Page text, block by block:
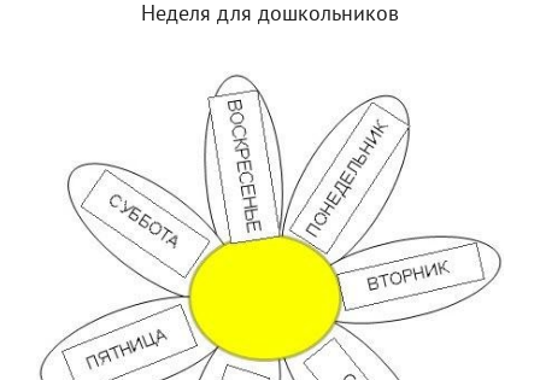
Неделя для дошкольников